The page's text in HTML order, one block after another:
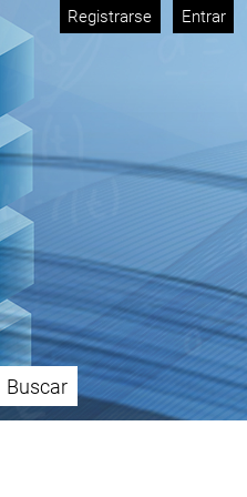
Registrarse Entrar
Buscar